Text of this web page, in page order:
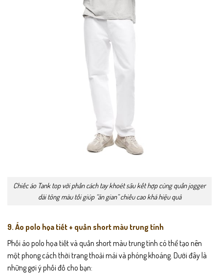
Chiếc áo Tank top với phần cách tay khoét sâu kết hợp cùng quần jogger
dài tông màu tối giúp “ăn gian” chiều cao khá hiệu quả
9. Áo polo họa tiết + quần short màu trung tính
Phối áo polo họa tiết và quần short màu trung tính có thể tạo nên
một phong cách thời trang thoải mái và phóng khoáng. Dưới đây là
những gợi ý phối đồ cho bạn: